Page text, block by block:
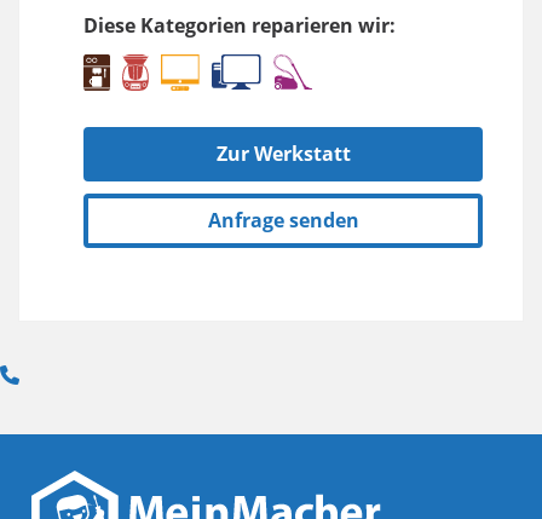
Diese Kategorien reparieren wir:
Zur Werkstatt
Anfrage senden